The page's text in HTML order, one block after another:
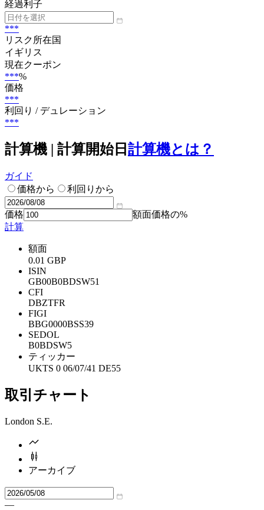
経過利子
***
リスク所在国
イギリス
現在クーポン
***%
価格
***
利回り / デュレーション
***
計算機 | 計算開始日 計算機とは？
ガイド
価格から
利回りから
価格
額面価格の%
計算
額面
0.01 GBP
ISIN
GB00B0BDSW51
CFI
DBZTFR
FIGI
BBG0000BSS39
SEDOL
B0BDSW5
ティッカー
UKTS 0 06/07/41 DE55
取引チャート
London S.E.
アーカイブ
—